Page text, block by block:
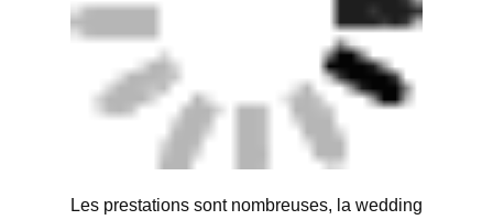
Les prestations sont nombreuses, la wedding